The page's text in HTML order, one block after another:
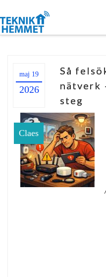
maj 19
2026
Så
nätverk
steg
Claes